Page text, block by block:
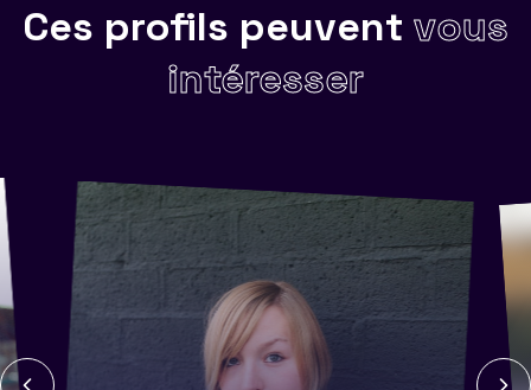
Ces profils peuvent vous
intéresser